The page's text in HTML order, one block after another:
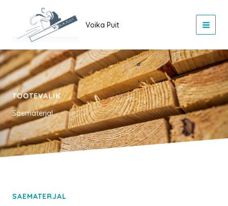
content
Voika Puit
TOOTEVALIK
Saematerjal
SAEMATERJAL